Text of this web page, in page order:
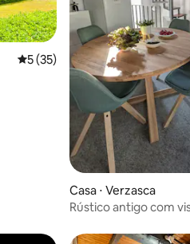
5 de uma avaliação média de 5,
5 (35)
Casa ⋅ Verzasca
Rústico antigo com